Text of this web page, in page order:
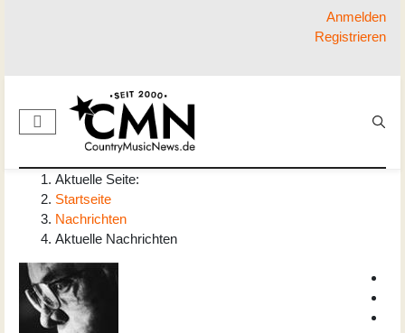
Anmelden
Registrieren
Aktuelle Seite:
Startseite
Nachrichten
Aktuelle Nachrichten